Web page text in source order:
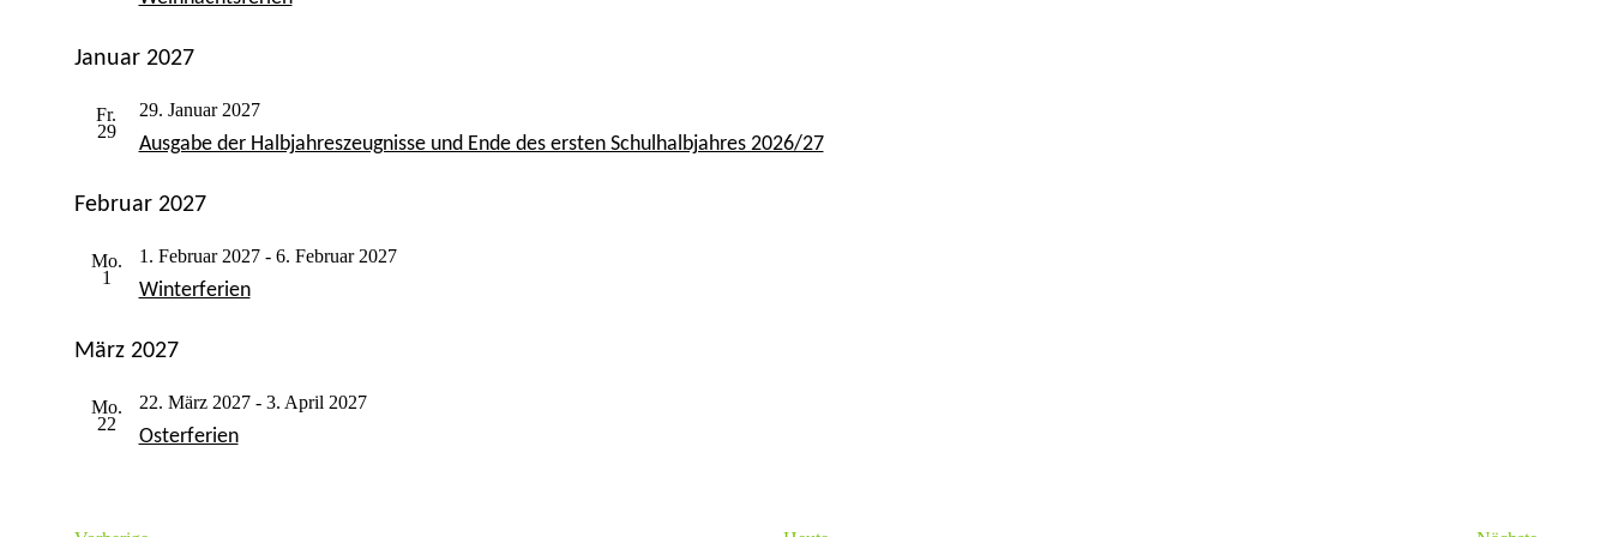
Januar 2027
Fr.
29
Ausgabe der Halbjahreszeugnisse und Ende des ersten Schulhalbjahres 2026/27
29. Januar 2027
Februar 2027
Mo.
1
Winterferien
1. Februar 2027- 6. Februar 2027
März 2027
Mo.
22
Osterferien
22. März 2027- 3. April 2027